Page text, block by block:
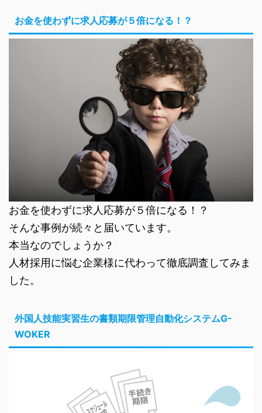
お金を使わずに求人応募が５倍になる！？
お金を使わずに求人応募が５倍になる！？
そんな事例が続々と届いています。
本当なのでしょうか？
人材採用に悩む企業様に代わって徹底調査してみま
した。
外国人技能実習生の書類期限管理自動化システムG-
WOKER